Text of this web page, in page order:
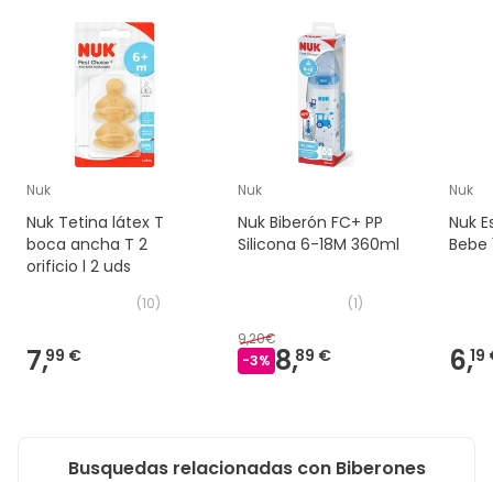
Nuk
Nuk Tetina látex T
boca ancha T 2
orificio l 2 uds
(10)
7,99 €
Nuk
Nuk Biberón FC+ PP
Silicona 6-18M 360ml
(1)
9,20€
-3% 8,89 €
Nuk
Nuk
Bebe
6,19
Busquedas relacionadas con Biberones